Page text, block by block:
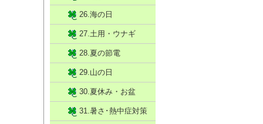
26.海の日
27.土用・ウナギ
28.夏の節電
29.山の日
30.夏休み・お盆
31.暑さ･熱中症対策